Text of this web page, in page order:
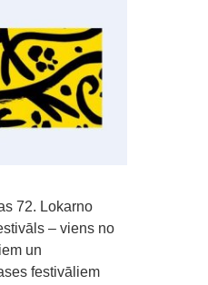
72. Lokarno
– viens no
un
festivāliem